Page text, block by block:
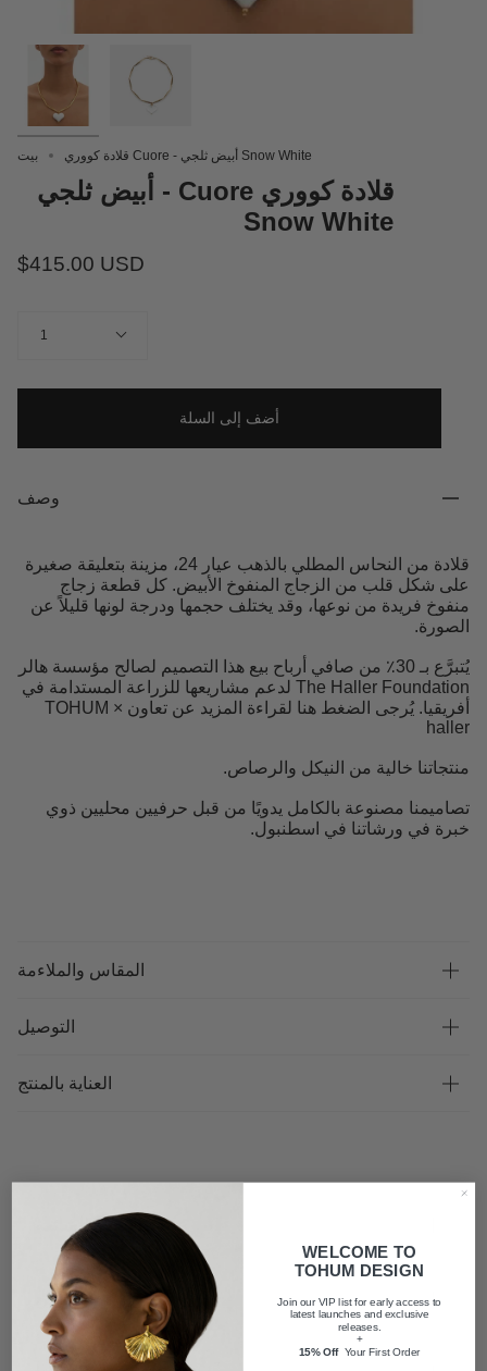
بيت قلادة كووري Cuore - أبيض ثلجي Snow White
قلادة كووري Cuore - أبيض ثلجي
Snow White
$415.00 USD
1
أضف إلى السلة
وصف
قلادة من النحاس المطلي بالذهب عيار 24، مزينة بتعليقة صغيرة
على شكل قلب من الزجاج المنفوخ الأبيض. كل قطعة زجاج
منفوخ فريدة من نوعها، وقد يختلف حجمها ودرجة لونها قليلاً عن
الصورة.
يُتبرَّع بـ 30٪ من صافي أرباح بيع هذا التصميم لصالح مؤسسة هالر
The Haller Foundation لدعم مشاريعها للزراعة المستدامة في
أفريقيا. يُرجى الضغط هنا لقراءة المزيد عن تعاون TOHUM ×
haller
منتجاتنا خالية من النيكل والرصاص.
تصاميمنا مصنوعة بالكامل يدويًا من قبل حرفيين محليين ذوي
خبرة في ورشاتنا في اسطنبول.
المقاس والملاءمة
التوصيل
العناية بالمنتج
الأسئلة الشائعة
شحن
WELCOME TO
TOHUM DESIGN
Join our VIP list for early access to
latest launches and exclusive
releases.
+
15% OffYour First Order